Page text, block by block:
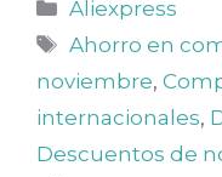
Aliexpress
Etiquetas
Ahorro en
noviembre,
internacionales,
Descuentos de